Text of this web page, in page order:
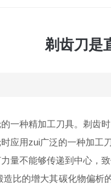
剃齿刀是
一种精加工刀具。剃齿
应用zui广泛的一种加工刀
量不能够传递到中心，
比的增大其碳化物偏